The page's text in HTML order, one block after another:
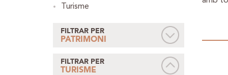
Turisme
FILTRAR PER
PATRIMONI
FILTRAR PER
TURISME